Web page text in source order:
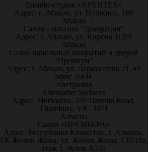
Дизайн-студия «АРХИТЕК»
Адрес: г. Абакан, ул. Пушкина, 100
Абакан
Салон - магазин "Декорация"
Адрес: г. Абакан, ул. Кирова 112/3
Абакан
Салон напольных покрытий и дверей
"Премиум"
Адрес: г. Абакан, ул. Лермонтова 21, к1
офис 266Н
Австралия
Alternative Surfaces
Адрес: Melbourne, 329 Darebin Road,
Thornbury, VIC 3071
Алматы
Салон «ПРЕМЬЕРА»
Адрес: Республика Казахстан, г. Алматы,
Жибек Жолы, ул. Жибек Жолы, 135/10а,
этаж 1, бутик А23а